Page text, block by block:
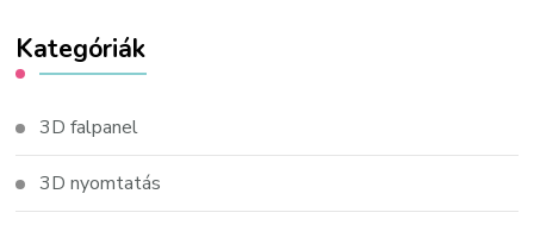
Kategóriák
3D falpanel
3D nyomtatás